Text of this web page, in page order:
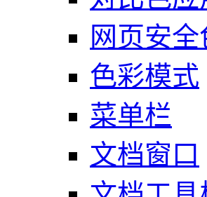
网页安全
色彩模式
菜单栏
文档窗口